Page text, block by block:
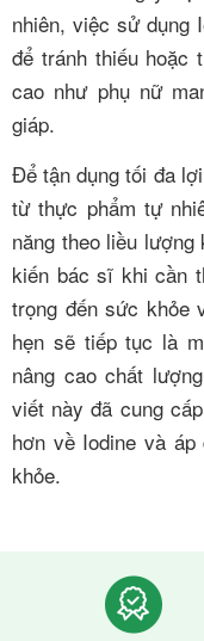
nhiên, việc sử dụng
để tránh thiếu hoặc
cao như phụ nữ
giáp.
Để tận dụng tối đa
từ thực phẩm tự
năng theo liều
kiến bác sĩ khi cần
trọng đến sức khỏe
hẹn sẽ tiếp tục là
nâng cao chất
viết này đã cung
hơn về Iodine và
khỏe.